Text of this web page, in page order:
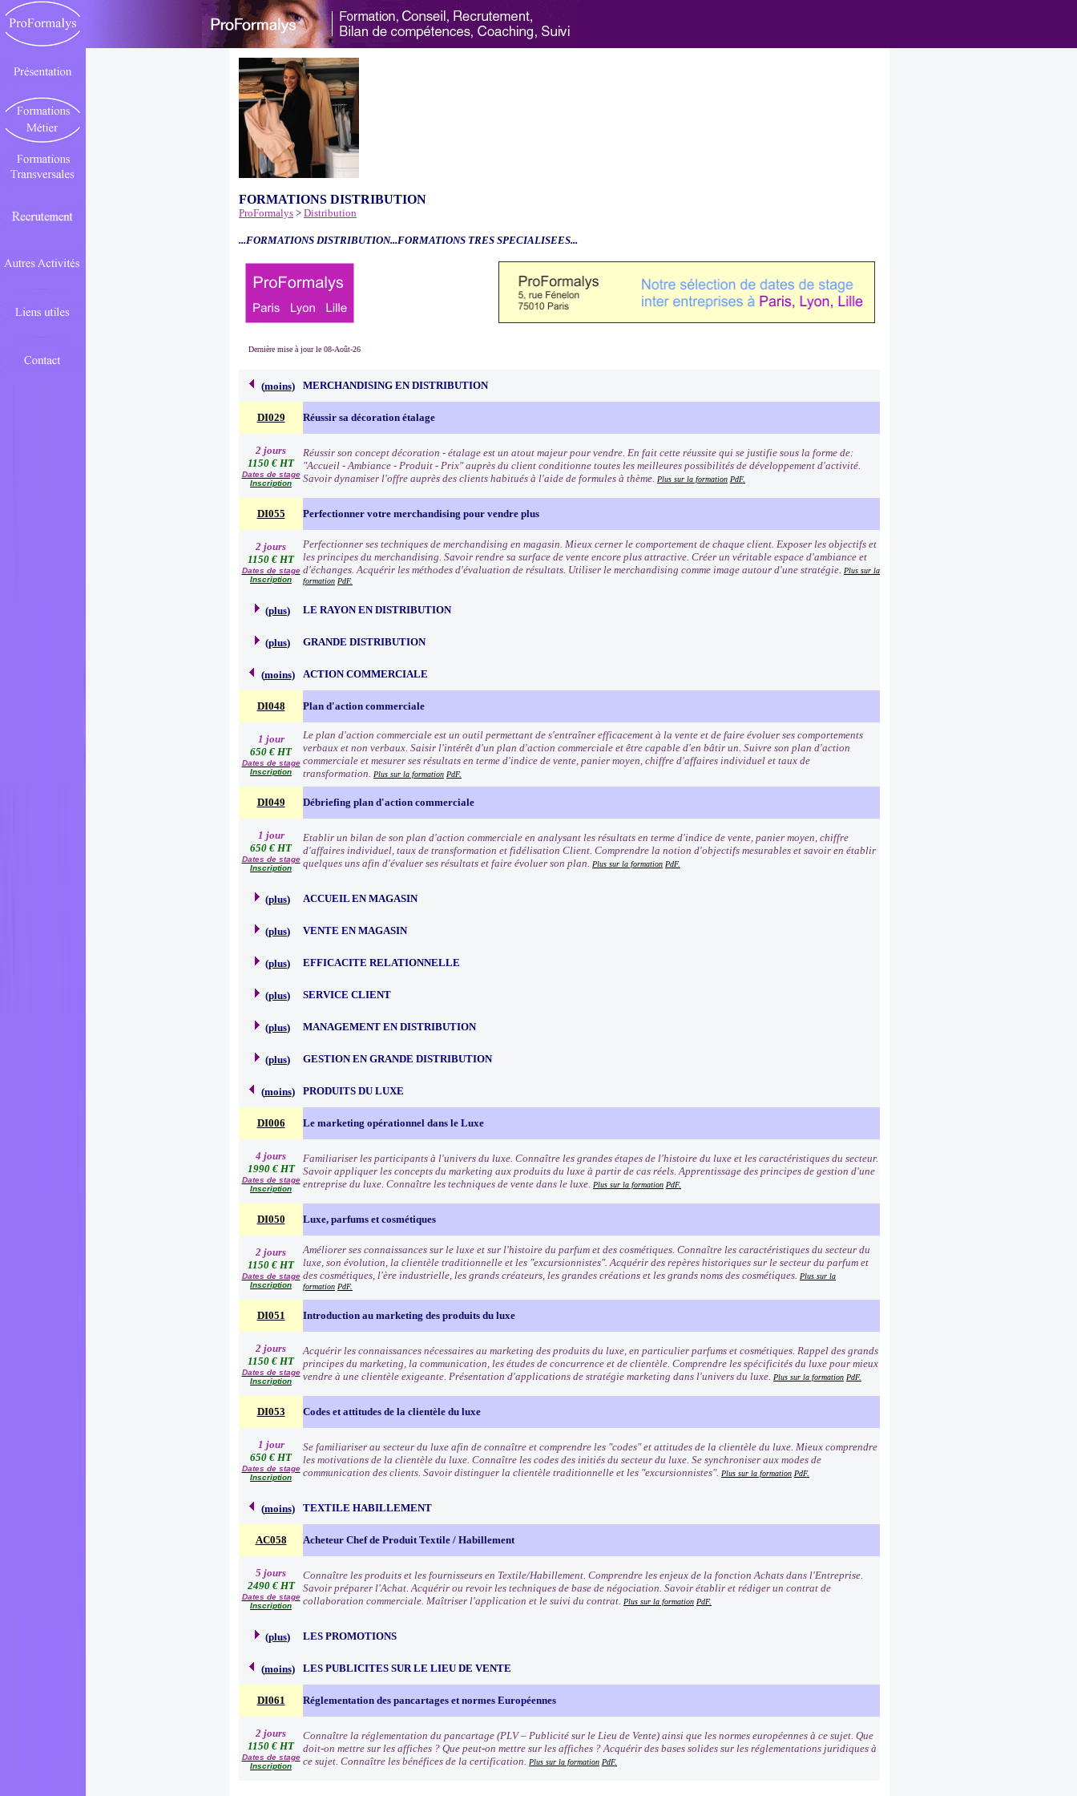
FORMATIONS DISTRIBUTION
ProFormalys > Distribution
...FORMATIONS DISTRIBUTION...FORMATIONS TRES SPECIALISEES...
Dernière mise à jour le 08-Août-26
(moins) MERCHANDISING EN DISTRIBUTION
DI029 Réussir sa décoration étalage
2 jours
1150 € HT
Dates de stage
Inscription
Réussir son concept décoration - étalage est un atout majeur pour vendre. En fait cette réussite qui se justifie sous la forme de:
"Accueil - Ambiance - Produit - Prix" auprès du client conditionne toutes les meilleures possibilités de développement d'activité.
Savoir dynamiser l'offre auprès des clients habitués à l'aide de formules à thème. Plus sur la formation PdF.
DI055 Perfectionner votre merchandising pour vendre plus
2 jours
1150 € HT
Dates de stage
Inscription
Perfectionner ses techniques de merchandising en magasin. Mieux cerner le comportement de chaque client. Exposer les objectifs et
les principes du merchandising. Savoir rendre sa surface de vente encore plus attractive. Créer un véritable espace d'ambiance et
d'échanges. Acquérir les méthodes d'évaluation de résultats. Utiliser le merchandising comme image autour d'une stratégie. Plus sur la
formation PdF.
(plus) LE RAYON EN DISTRIBUTION
(plus) GRANDE DISTRIBUTION
(moins) ACTION COMMERCIALE
DI048 Plan d'action commerciale
1 jour
650 € HT
Dates de stage
Inscription
Le plan d'action commerciale est un outil permettant de s'entraîner efficacement à la vente et de faire évoluer ses comportements
verbaux et non verbaux. Saisir l'intérêt d'un plan d'action commerciale et être capable d'en bâtir un. Suivre son plan d'action
commerciale et mesurer ses résultats en terme d'indice de vente, panier moyen, chiffre d'affaires individuel et taux de
transformation. Plus sur la formation PdF.
DI049 Débriefing plan d'action commerciale
1 jour
650 € HT
Dates de stage
Inscription
Etablir un bilan de son plan d'action commerciale en analysant les résultats en terme d'indice de vente, panier moyen, chiffre
d'affaires individuel, taux de transformation et fidélisation Client. Comprendre la notion d'objectifs mesurables et savoir en établir
quelques uns afin d'évaluer ses résultats et faire évoluer son plan. Plus sur la formation PdF.
(plus) ACCUEIL EN MAGASIN
(plus) VENTE EN MAGASIN
(plus) EFFICACITE RELATIONNELLE
(plus) SERVICE CLIENT
(plus) MANAGEMENT EN DISTRIBUTION
(plus) GESTION EN GRANDE DISTRIBUTION
(moins) PRODUITS DU LUXE
DI006 Le marketing opérationnel dans le Luxe
4 jours
1990 € HT
Dates de stage
Inscription
Familiariser les participants à l'univers du luxe. Connaître les grandes étapes de l'histoire du luxe et les caractéristiques du secteur.
Savoir appliquer les concepts du marketing aux produits du luxe à partir de cas réels. Apprentissage des principes de gestion d'une
entreprise du luxe. Connaître les techniques de vente dans le luxe. Plus sur la formation PdF.
DI050 Luxe, parfums et cosmétiques
2 jours
1150 € HT
Dates de stage
Inscription
Améliorer ses connaissances sur le luxe et sur l'histoire du parfum et des cosmétiques. Connaître les caractéristiques du secteur du
luxe, son évolution, la clientèle traditionnelle et les "excursionnistes". Acquérir des repères historiques sur le secteur du parfum et
des cosmétiques, l'ère industrielle, les grands créateurs, les grandes créations et les grands noms des cosmétiques. Plus sur la
formation PdF.
DI051 Introduction au marketing des produits du luxe
2 jours
1150 € HT
Dates de stage
Inscription
Acquérir les connaissances nécessaires au marketing des produits du luxe, en particulier parfums et cosmétiques. Rappel des grands
principes du marketing, la communication, les études de concurrence et de clientèle. Comprendre les spécificités du luxe pour mieux
vendre à une clientèle exigeante. Présentation d'applications de stratégie marketing dans l'univers du luxe. Plus sur la formation PdF.
DI053 Codes et attitudes de la clientèle du luxe
1 jour
650 € HT
Dates de stage
Inscription
Se familiariser au secteur du luxe afin de connaître et comprendre les "codes" et attitudes de la clientèle du luxe. Mieux comprendre
les motivations de la clientèle du luxe. Connaître les codes des initiés du secteur du luxe. Se synchroniser aux modes de
communication des clients. Savoir distinguer la clientèle traditionnelle et les "excursionnistes". Plus sur la formation PdF.
(moins) TEXTILE HABILLEMENT
AC058 Acheteur Chef de Produit Textile / Habillement
5 jours
2490 € HT
Dates de stage
Inscription
Connaître les produits et les fournisseurs en Textile/Habillement. Comprendre les enjeux de la fonction Achats dans l'Entreprise.
Savoir préparer l'Achat. Acquérir ou revoir les techniques de base de négociation. Savoir établir et rédiger un contrat de
collaboration commerciale. Maîtriser l'application et le suivi du contrat. Plus sur la formation PdF.
(plus) LES PROMOTIONS
(moins) LES PUBLICITES SUR LE LIEU DE VENTE
DI061 Réglementation des pancartages et normes Européennes
2 jours
1150 € HT
Dates de stage
Inscription
Connaître la réglementation du pancartage (PLV – Publicité sur le Lieu de Vente) ainsi que les normes européennes à ce sujet. Que
doit-on mettre sur les affiches ? Que peut-on mettre sur les affiches ? Acquérir des bases solides sur les réglementations juridiques à
ce sujet. Connaître les bénéfices de la certification. Plus sur la formation PdF.